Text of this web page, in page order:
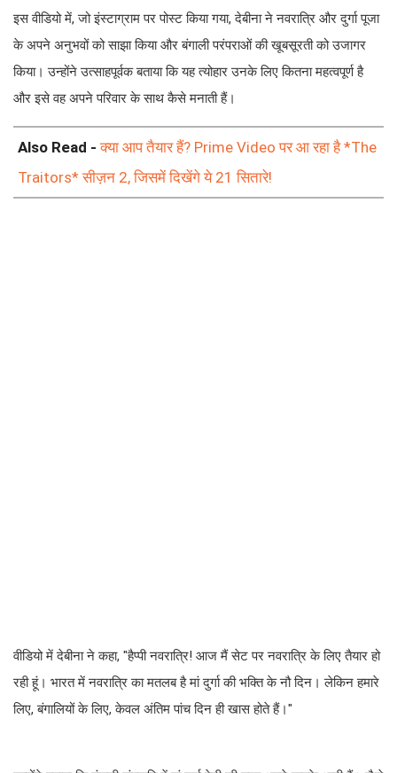
इस वीडियो में, जो इंस्टाग्राम पर पोस्ट किया गया, देबीना ने नवरात्रि और दुर्गा पूजा
के अपने अनुभवों को साझा किया और बंगाली परंपराओं की खूबसूरती को उजागर
किया। उन्होंने उत्साहपूर्वक बताया कि यह त्योहार उनके लिए कितना महत्वपूर्ण है
और इसे वह अपने परिवार के साथ कैसे मनाती हैं।
Also Read -क्या आप तैयार हैं? Prime Video पर आ रहा है *The
Traitors* सीज़न 2, जिसमें दिखेंगे ये 21 सितारे!
वीडियो में देबीना ने कहा, "हैप्पी नवरात्रि! आज मैं सेट पर नवरात्रि के लिए तैयार हो
रही हूं। भारत में नवरात्रि का मतलब है मां दुर्गा की भक्ति के नौ दिन। लेकिन हमारे
लिए, बंगालियों के लिए, केवल अंतिम पांच दिन ही खास होते हैं।"